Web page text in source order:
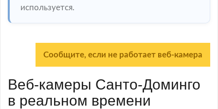
используется.
Сообщите, если не работает веб-камера
Веб-камеры Санто-Доминго
в реальном времени